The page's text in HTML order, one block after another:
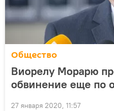
Общество
Виорелу Морарю
обвинение еще по
27 января 2020, 11:57